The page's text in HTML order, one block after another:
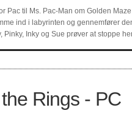
Pac til Ms. Pac-Man om Golden
ind i labyrinten og gennemfører
Pinky, Inky og Sue prøver at stoppe
Rings - PC